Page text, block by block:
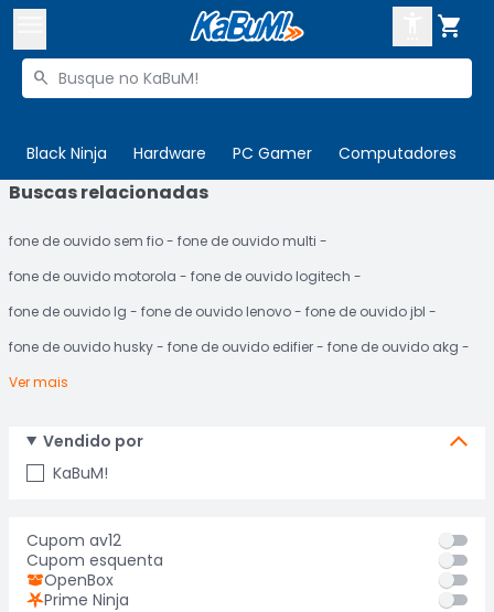

Buscar produtos

Black Ninja Hardware PC Gamer Computadores

 Departamentos
Cupons
Mais Vendidos
ENTRE
CADASTRE-SE
Buscas relacionadas
fone de ouvido sem fio
fone de ouvido multi
fone de ouvido motorola
fone de ouvido logitech
fone de ouvido lg
fone de ouvido lenovo
fone de ouvido jbl
fone de ouvido husky
fone de ouvido edifier
fone de ouvido akg
Ver mais
Vendido por
KaBuM!
Cupom av12
Cupom esquenta
OpenBox
Prime Ninja